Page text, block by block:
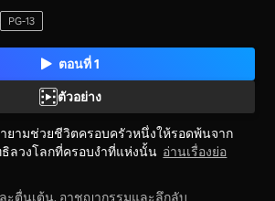
PG-13
ตอนที่ 1
ตัวอย่าง
ามช่วยชีวิตครอบครัวหนึ่งให้รอดพ้นจาก
ลวงโลกที่ครอบงำที่แห่งนั้น อ่านเรื่องย่อ
ะตื่นเต้น, อาชญากรรมและลึกลับ